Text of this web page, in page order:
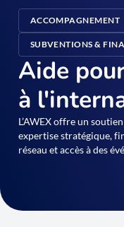
ACCOMPAGNEMENT
SUBVENTIONS &
Aide
à
L’AWEX offre un
expertise stratégique,
réseau et accès à des